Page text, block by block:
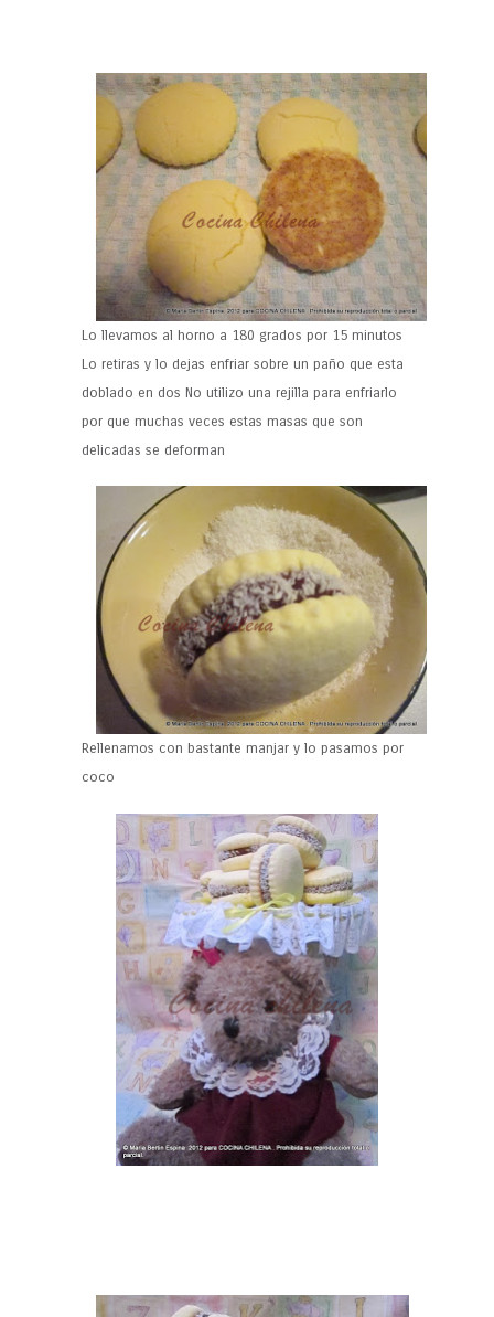
Lo llevamos al horno a 180 grados por 15 minutos
Lo retiras y lo dejas enfriar sobre un paño que esta
doblado en dos No utilizo una rejilla para enfriarlo
por que muchas veces estas masas que son
delicadas se deforman
Rellenamos con bastante manjar y lo pasamos por
coco